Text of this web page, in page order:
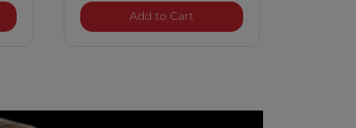
Protective TreatmentAdd to CartInfra Moisture Therapy